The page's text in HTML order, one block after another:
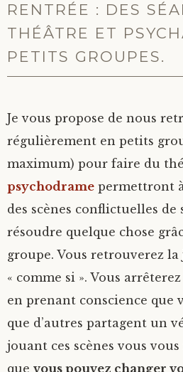
RENTRÉE : DES
THÉÂTRE ET
PETITS GROUPES.
Je vous propose de nous
régulièrement en petits
maximum) pour faire du
psychodrame permettront
des scènes conflictuelles de
résoudre quelque chose
groupe. Vous retrouverez
« comme si ». Vous
en prenant conscience que
que d’autres partagent un
jouant ces scènes vous
que vous pouvez changer